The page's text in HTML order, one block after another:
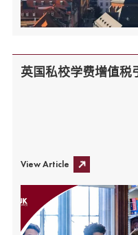
View Article